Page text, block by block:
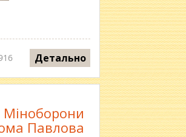
Детально
Павлова